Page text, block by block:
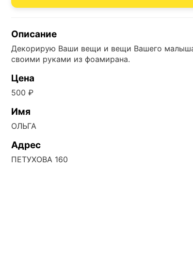
Описание
Декорирую Ваши вещи и вещи Вашего
своими руками из фоамирана.
Цена
500 ₽
Имя
ОЛЬГА
Адрес
ПЕТУХОВА 160